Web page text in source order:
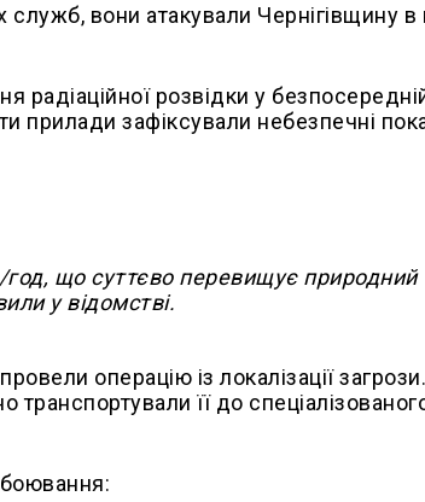
вони атакували Чернігівщину в
розвідки у
прилади зафіксували небезпечні
що суттєво перевищує природний
у відомстві.
операцію із локалізації
її до